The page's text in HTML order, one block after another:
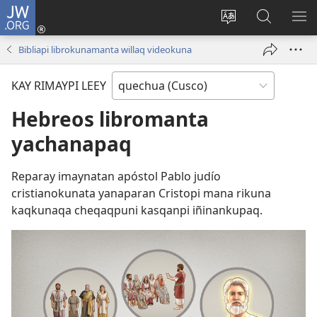
JW.ORG
Direccionpi
Sutiykiwan
jaykuy
nueva
JW.ORG
nisqapi
maskhay
Bibliapi librokunamanta willaq videokuna
KAY RIMAYPI LEEY
Hebreos libromanta
yachanapaq
Reparay imaynatan apóstol Pablo judío
cristianokunata yanaparan Cristopi mana rikuna
kaqkunaqa cheqaqpuni kasqanpi iñinankupaq.